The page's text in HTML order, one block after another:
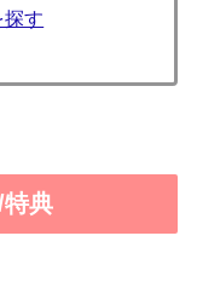
探す
典